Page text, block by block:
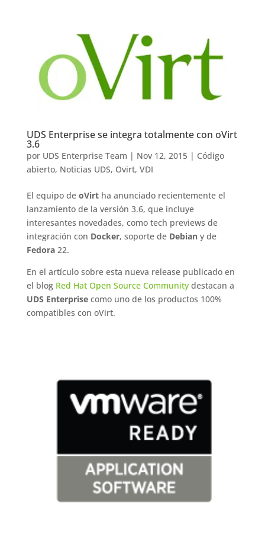
UDS Enterprise se integra totalmente con oVirt
3.6
por UDS Enterprise Team | Nov 12, 2015| Código
abierto, Noticias UDS, Ovirt, VDI
El equipo de oVirtha anunciado recientemente el
lanzamiento de la versión 3.6, que incluye
interesantes novedades, como tech previews de
integración con Docker, soporte de Debiany de
Fedora22.
En el artículo sobre esta nueva release publicado en
el blog Red Hat Open Source Communitydestacan a
UDS Enterprisecomo uno de los productos 100%
compatibles con oVirt.